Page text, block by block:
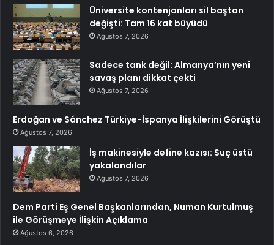
Üniversite kontenjanları sil baştan
değişti: Tam 16 kat büyüdü
Ağustos 7, 2026
Sadece tank değil: Almanya’nın yeni
savaş planı dikkat çekti
Ağustos 7, 2026
Erdoğan ve Sánchez Türkiye-İspanya İlişkilerini Görüştü
Ağustos 7, 2026
İş makinesiyle define kazısı: Suç üstü
yakalandılar
Ağustos 7, 2026
Dem Parti Eş Genel Başkanlarından, Numan Kurtulmuş
ile Görüşmeye İlişkin Açıklama
Ağustos 6, 2026